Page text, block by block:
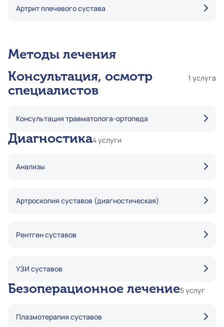
Артрит плечевого сустава
Методы лечения
Консультация, осмотр
специалистов
1 услуга
Консультация травматолога-ортопеда
Диагностика4 услуги
Анализы
Артроскопия суставов (диагностическая)
Рентген суставов
УЗИ суставов
Безоперационное лечение5 услуг
Плазмотерапия суставов